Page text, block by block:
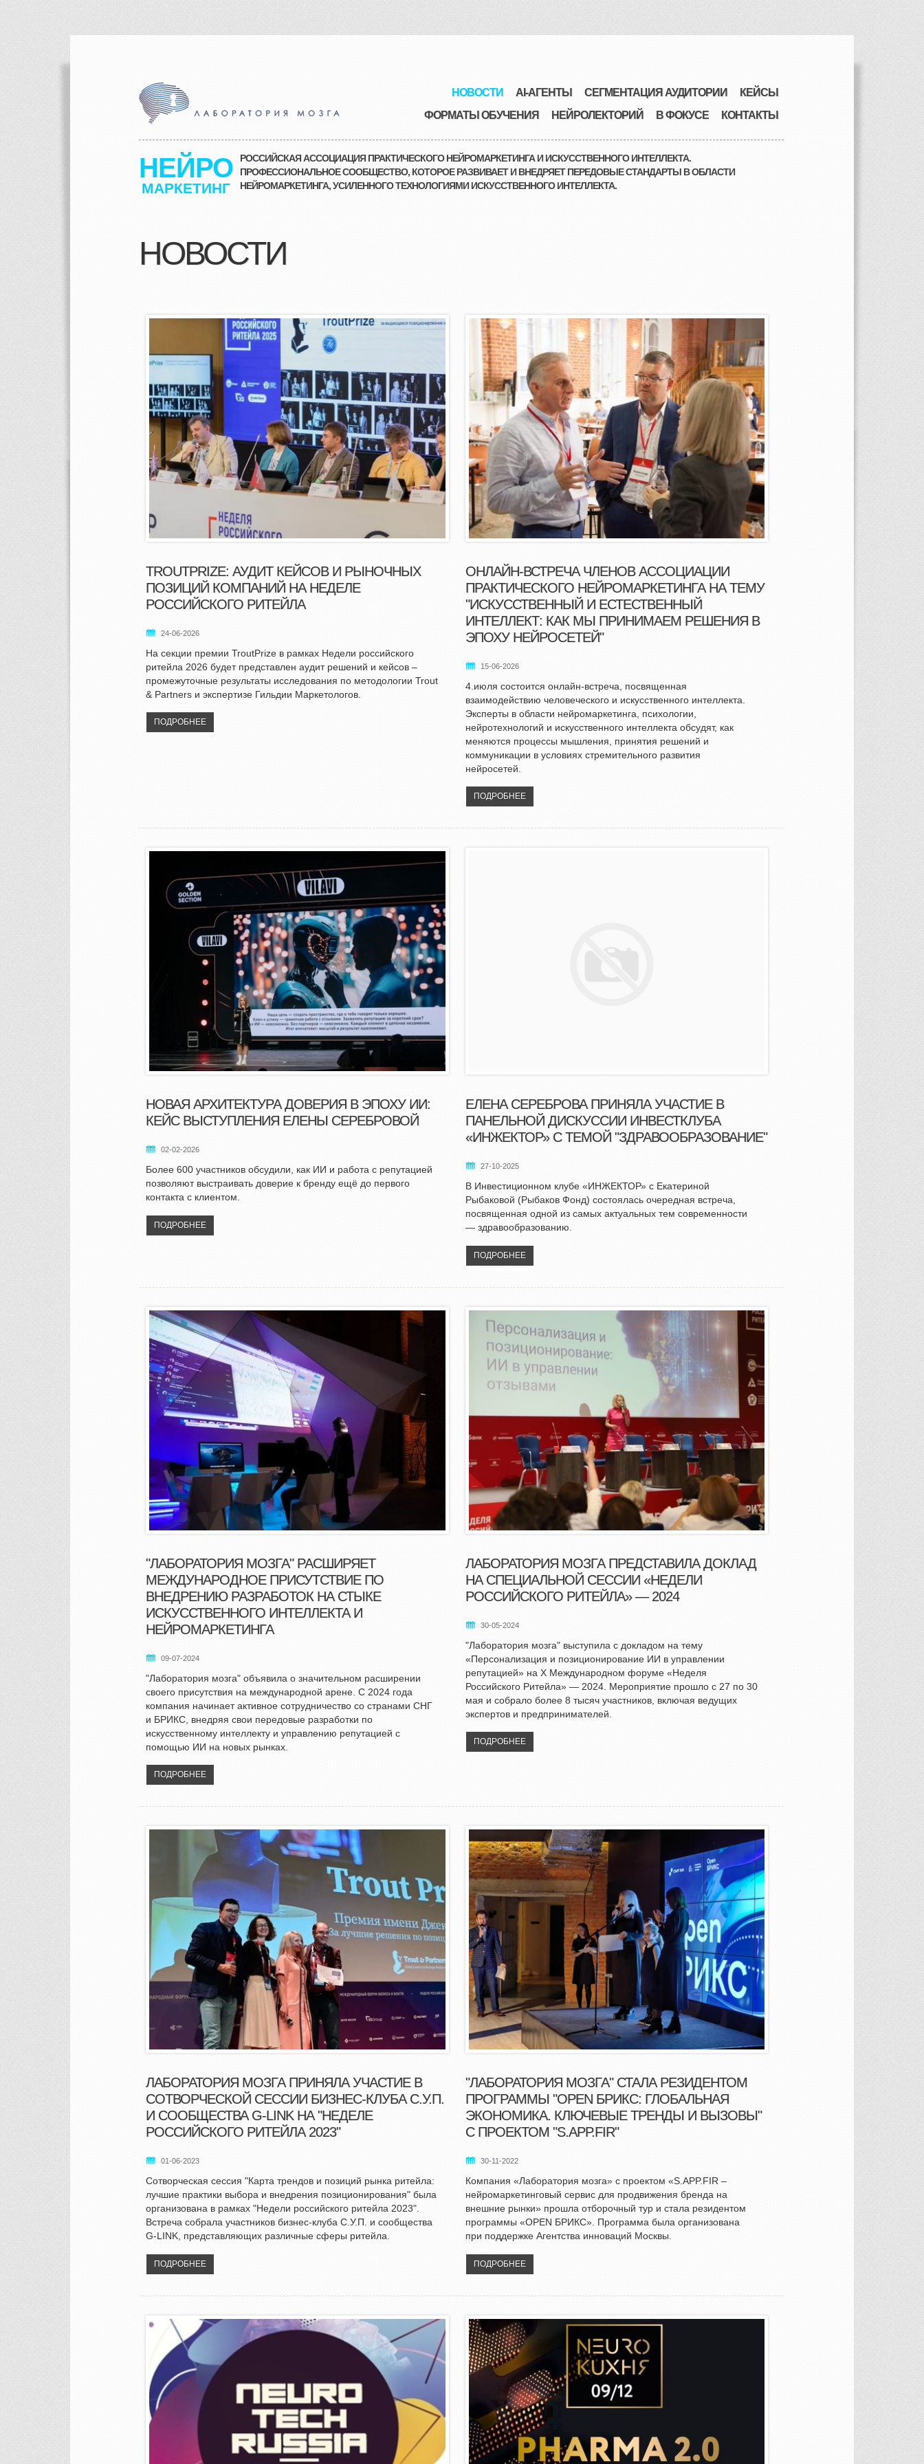
НОВОСТИ AI-АГЕНТЫ СЕГМЕНТАЦИЯ АУДИТОРИИ
КЕЙСЫ
ФОРМАТЫ ОБУЧЕНИЯ
НЕЙРОЛЕКТОРИЙ В ФОКУСЕ КОНТАКТЫ
НЕЙРО
МАРКЕТИНГ
РОССИЙСКАЯ АССОЦИАЦИЯ ПРАКТИЧЕСКОГО НЕЙРОМАРКЕТИНГА И ИСКУССТВЕННОГО ИНТЕЛЛЕКТА.
ПРОФЕССИОНАЛЬНОЕ СООБЩЕСТВО, КОТОРОЕ РАЗВИВАЕТ И ВНЕДРЯЕТ ПЕРЕДОВЫЕ СТАНДАРТЫ В ОБЛАСТИ
НЕЙРОМАРКЕТИНГА, УСИЛЕННОГО ТЕХНОЛОГИЯМИ ИСКУССТВЕННОГО ИНТЕЛЛЕКТА.
НОВОСТИ
TROUTPRIZE: АУДИТ КЕЙСОВ И РЫНОЧНЫХ
ПОЗИЦИЙ КОМПАНИЙ НА НЕДЕЛЕ
РОССИЙСКОГО РИТЕЙЛА
24-06-2026
На секции премии TroutPrize в рамках Недели российского
ритейла 2026 будет представлен аудит решений и кейсов –
промежуточные результаты исследования по методологии Trout
& Partners и экспертизе Гильдии Маркетологов.
ПОДРОБНЕЕ
ОНЛАЙН-ВСТРЕЧА ЧЛЕНОВ АССОЦИАЦИИ
ПРАКТИЧЕСКОГО НЕЙРОМАРКЕТИНГА НА ТЕМУ
"ИСКУССТВЕННЫЙ И ЕСТЕСТВЕННЫЙ
ИНТЕЛЛЕКТ: КАК МЫ ПРИНИМАЕМ РЕШЕНИЯ В
ЭПОХУ НЕЙРОСЕТЕЙ"
15-06-2026
4.июля состоится онлайн-встреча, посвященная
взаимодействию человеческого и искусственного интеллекта.
Эксперты в области нейромаркетинга, психологии,
нейротехнологий и искусственного интеллекта обсудят, как
меняются процессы мышления, принятия решений и
коммуникации в условиях стремительного развития
нейросетей.
ПОДРОБНЕЕ
НОВАЯ АРХИТЕКТУРА ДОВЕРИЯ В ЭПОХУ ИИ:
КЕЙС ВЫСТУПЛЕНИЯ ЕЛЕНЫ СЕРЕБРОВОЙ
02-02-2026
Более 600 участников обсудили, как ИИ и работа с репутацией
позволяют выстраивать доверие к бренду ещё до первого
контакта с клиентом.
ПОДРОБНЕЕ
ЕЛЕНА СЕРЕБРОВА ПРИНЯЛА УЧАСТИЕ В
ПАНЕЛЬНОЙ ДИСКУССИИ ИНВЕСТКЛУБА
«ИНЖЕКТОР» С ТЕМОЙ "ЗДРАВООБРАЗОВАНИЕ"
27-10-2025
В Инвестиционном клубе «ИНЖЕКТОР» с Екатериной
Рыбаковой (Рыбаков Фонд) состоялась очередная встреча,
посвященная одной из самых актуальных тем современности
— здравообразованию.
ПОДРОБНЕЕ
"ЛАБОРАТОРИЯ МОЗГА" РАСШИРЯЕТ
МЕЖДУНАРОДНОЕ ПРИСУТСТВИЕ ПО
ВНЕДРЕНИЮ РАЗРАБОТОК НА СТЫКЕ
ИСКУССТВЕННОГО ИНТЕЛЛЕКТА И
НЕЙРОМАРКЕТИНГА
09-07-2024
"Лаборатория мозга" объявила о значительном расширении
своего присутствия на международной арене. С 2024 года
компания начинает активное сотрудничество со странами СНГ
и БРИКС, внедряя свои передовые разработки по
искусственному интеллекту и управлению репутацией с
помощью ИИ на новых рынках.
ПОДРОБНЕЕ
ЛАБОРАТОРИЯ МОЗГА ПРЕДСТАВИЛА ДОКЛАД
НА СПЕЦИАЛЬНОЙ СЕССИИ «НЕДЕЛИ
РОССИЙСКОГО РИТЕЙЛА» — 2024
30-05-2024
"Лаборатория мозга" выступила с докладом на тему
«Персонализация и позиционирование ИИ в управлении
репутацией» на X Международном форуме «Неделя
Российского Ритейла» — 2024. Мероприятие прошло с 27 по 30
мая и собрало более 8 тысяч участников, включая ведущих
экспертов и предпринимателей.
ПОДРОБНЕЕ
ЛАБОРАТОРИЯ МОЗГА ПРИНЯЛА УЧАСТИЕ В
СОТВОРЧЕСКОЙ СЕССИИ БИЗНЕС-КЛУБА С.У.П.
И СООБЩЕСТВА G-LINK НА "НЕДЕЛЕ
РОССИЙСКОГО РИТЕЙЛА 2023"
01-06-2023
Сотворческая сессия "Карта трендов и позиций рынка ритейла:
лучшие практики выбора и внедрения позиционирования" была
организована в рамках "Недели российского ритейла 2023".
Встреча собрала участников бизнес-клуба С.У.П. и сообщества
G-LINK, представляющих различные сферы ритейла.
ПОДРОБНЕЕ
"ЛАБОРАТОРИЯ МОЗГА" СТАЛА РЕЗИДЕНТОМ
ПРОГРАММЫ "OPEN БРИКС: ГЛОБАЛЬНАЯ
ЭКОНОМИКА. КЛЮЧЕВЫЕ ТРЕНДЫ И ВЫЗОВЫ"
С ПРОЕКТОМ "S.APP.FIR"
30-11-2022
Компания «Лаборатория мозга» с проектом «S.APP.FIR –
нейромаркетинговый сервис для продвижения бренда на
внешние рынки» прошла отборочный тур и стала резидентом
программы «OPEN БРИКС». Программа была организована
при поддержке Агентства инноваций Москвы.
ПОДРОБНЕЕ